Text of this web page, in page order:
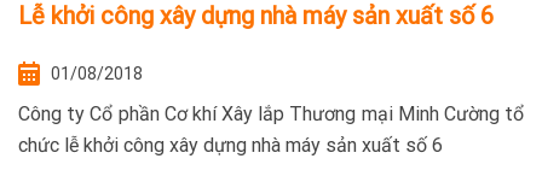
Lễ khởi công xây dựng nhà máy sản xuất số 6
01/08/2018
Công ty Cổ phần Cơ khí Xây lắp Thương mại Minh Cường tổ
chức lễ khởi công xây dựng nhà máy sản xuất số 6